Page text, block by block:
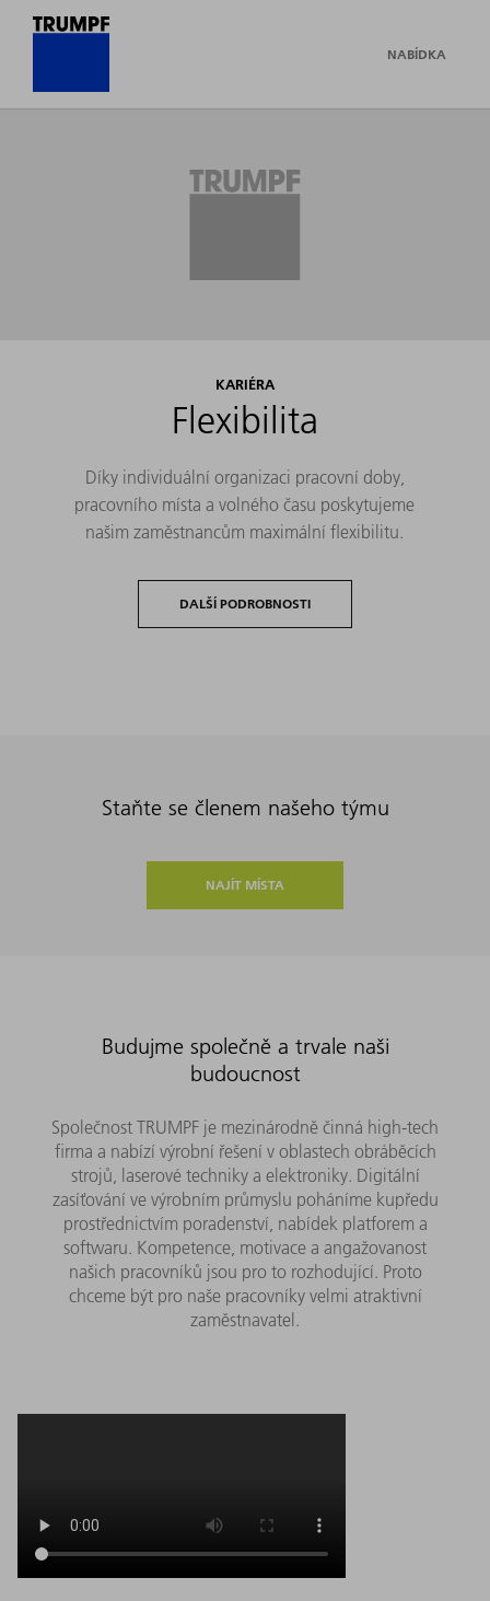
NABÍDKA
KARIÉRA
Flexibilita
Díky individuální organizaci pracovní doby,
pracovního místa a volného času poskytujeme
našim zaměstnancům maximální flexibilitu.
DALŠÍ PODROBNOSTI
Staňte se členem našeho týmu
NAJÍT MÍSTA
Budujme společně a trvale naši
budoucnost
Společnost TRUMPF je mezinárodně činná high-tech
firma a nabízí výrobní řešení v oblastech obráběcích
strojů, laserové techniky a elektroniky. Digitální
zasíťování ve výrobním průmyslu poháníme kupředu
prostřednictvím poradenství, nabídek platforem a
softwaru. Kompetence, motivace a angažovanost
našich pracovníků jsou pro to rozhodující. Proto
chceme být pro naše pracovníky velmi atraktivní
zaměstnavatel.